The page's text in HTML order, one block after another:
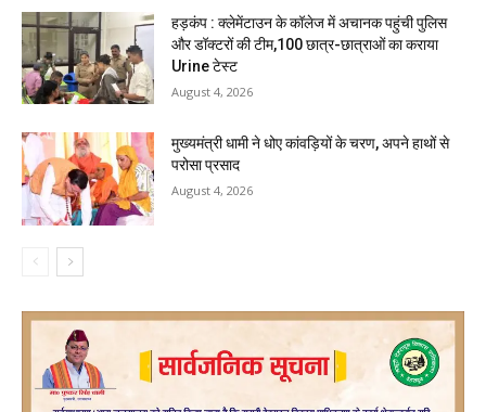
हड़कंप : क्लेमेंटाउन के कॉलेज में अचानक पहुंची पुलिस
और डॉक्टरों की टीम,100 छात्र-छात्राओं का कराया
Urine टेस्ट
August 4, 2026
मुख्यमंत्री धामी ने धोए कांवड़ियों के चरण, अपने हाथों से
परोसा प्रसाद
August 4, 2026